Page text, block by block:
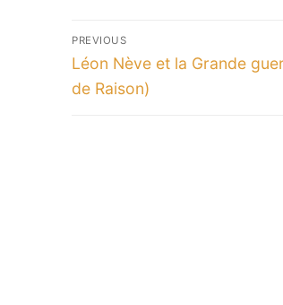
Navigation
de
l’article
PREVIOUS
Previous
post:
Léon Nève et la Grande
de Raison)